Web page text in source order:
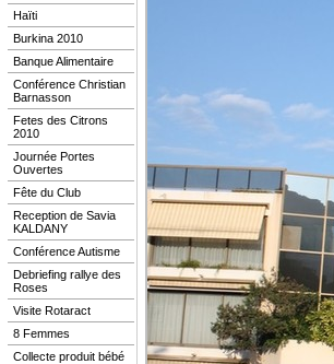
Haïti
Burkina 2010
Banque Alimentaire
Conférence Christian
Barnasson
Fetes des Citrons
2010
Journée Portes
Ouvertes
Fête du Club
Reception de Savia
KALDANY
Conférence Autisme
Debriefing rallye des
Roses
Visite Rotaract
8 Femmes
Collecte produit bébé